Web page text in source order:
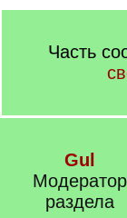
Часть
Gul
Модератор
раздела